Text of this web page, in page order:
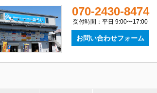
070-2430-8474
受付時間：平日 9:00〜17:00
お問い合わせフォーム